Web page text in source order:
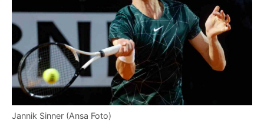
Jannik Sinner (Ansa Foto)